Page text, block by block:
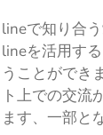
lineで知り合
lineを活用す
うことができ
ト上での交流
ます、一部と